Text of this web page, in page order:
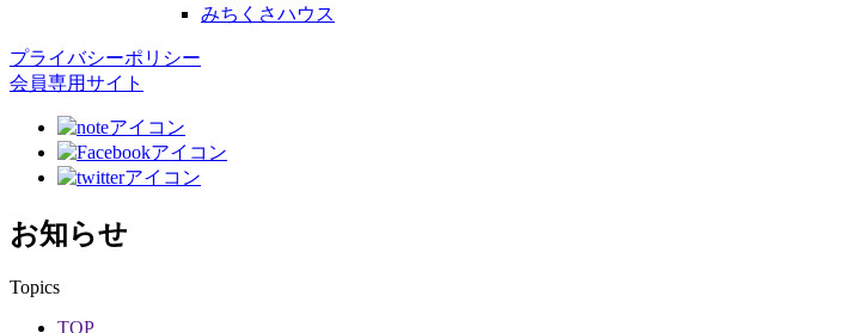
みちくさハウス
プライバシーポリシー
会員専用サイト
お知らせ
Topics
TOP